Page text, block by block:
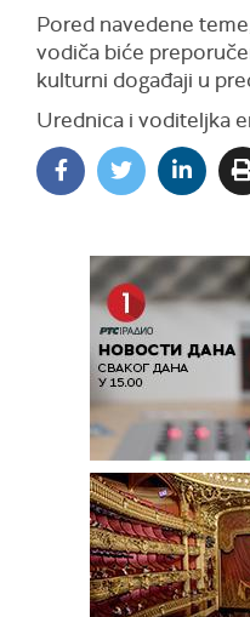
Pored navedene
vodiča biće
kulturni događaji u
Urednica i voditeljka